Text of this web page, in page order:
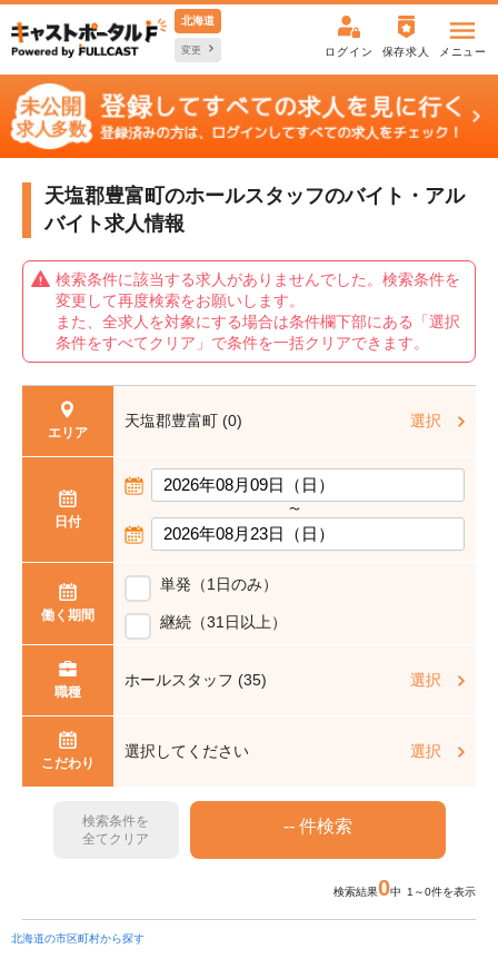
北海道
変更 ログイン 保存求人 メニュー
天塩郡豊富町のホールスタッフのバイト・アル
バイト求人情報
検索条件に該当する求人がありませんでした。検索条件を
変更して再度検索をお願いします。
また、全求人を対象にする場合は条件欄下部にある「選択
条件をすべてクリア」で条件を一括クリアできます。
エリア
天塩郡豊富町 (0) 選択
日付
〜
働く期間
単発（1日のみ）
継続（31日以上）
職種
ホールスタッフ (35) 選択
こだわり
選択してください 選択
検索条件を
全てクリア
検索結果0中 1～0件を表示
北海道の市区町村から探す